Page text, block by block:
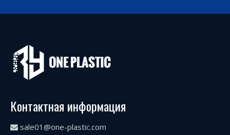
Контактная информация
 sale01@one-plastic.com